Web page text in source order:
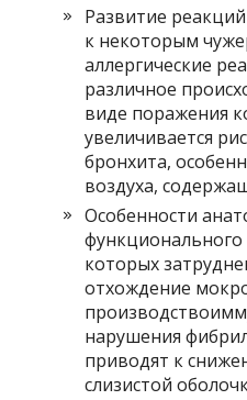
Развитие
к некоторым
аллергические
различное
виде поражения
увеличивается
бронхита,
воздуха,
Особенности
функционального
которых
отхождение
нарушения
приводят к
слизистой